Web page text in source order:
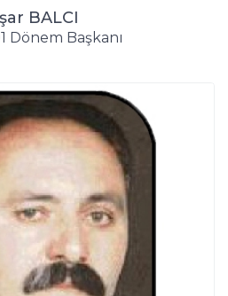
BALCI
Dönem Başkanı